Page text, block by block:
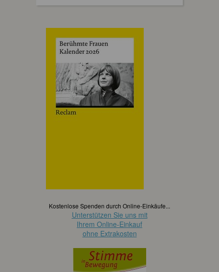
Kostenlose Spenden durch Online-Einkäufe...
Unterstützen Sie uns mit
Ihrem Online-Einkauf
ohne Extrakosten